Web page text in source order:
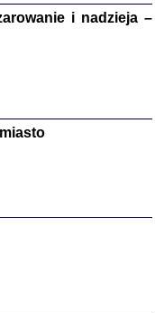
PRACOWNIKIEM
INSTYTUCJI ...
z łódzkiego getta
Monika Polit
...
i nadzieja –